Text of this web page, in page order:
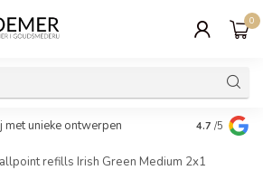
0
unieke ontwerpen Wij
cadeau
4.7 /5
refills Irish Green Medium 2x1